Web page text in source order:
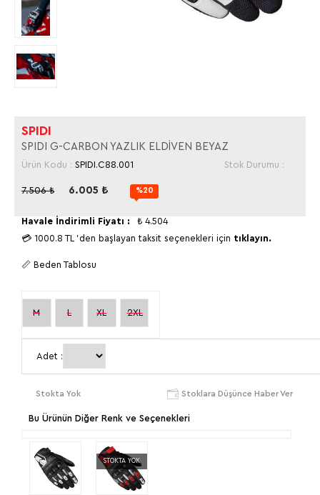
SPIDI
SPIDI G-CARBON YAZLIK ELDİVEN BEYAZ
Ürün Kodu : SPIDI.C88.001 Stok Durumu :
7.506₺ 6.005 ₺ %20
Havale İndirimli Fiyatı : ₺ 4.504
💳 1000.8 TL 'den başlayan taksit seçenekleri için tıklayın.
📏 Beden Tablosu
M L XL 2XL
Adet :
Stokta Yok Stoklara Düşünce Haber Ver
Bu Ürünün Diğer Renk ve Seçenekleri
STOKTA YOK